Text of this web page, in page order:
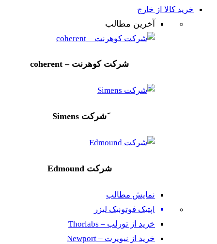
خرید کالا از خارج
آخرین مطالب
شرکت کوهرنت – coherent
َشرکت Simens
شرکت Edmound
نمایش مطالب
اپتیک فوتونیک لیزر
خرید از تورلب – Thorlabs
خرید از نیوپرت – Newport